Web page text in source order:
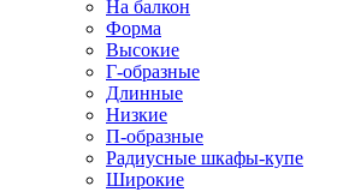
На балкон
Форма
Высокие
Г-образные
Длинные
Низкие
П-образные
Радиусные шкафы-купе
Широкие